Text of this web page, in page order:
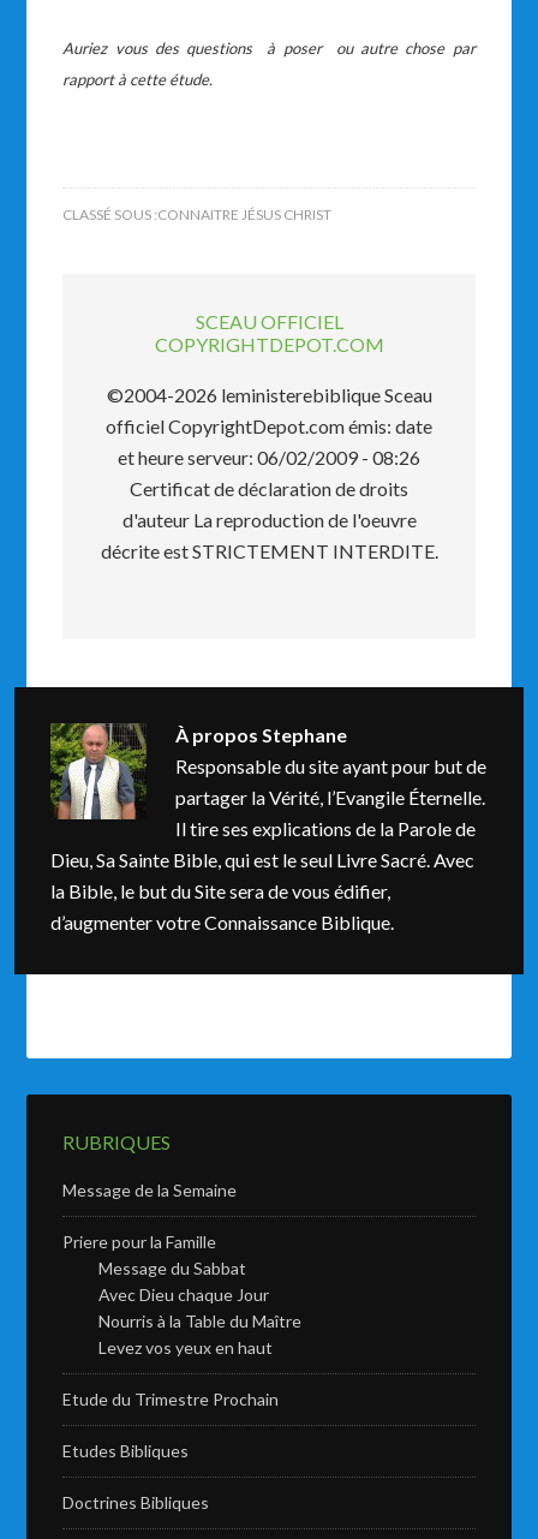
Auriez vous des questions à poser ou autre chose par
rapport à cette étude.
CLASSÉ SOUS :CONNAITRE JÉSUS CHRIST
SCEAU OFFICIEL
COPYRIGHTDEPOT.COM
©2004-2026 leministerebiblique Sceau
officiel CopyrightDepot.com émis: date
et heure serveur: 06/02/2009 - 08:26
Certificat de déclaration de droits
d'auteur La reproduction de l'oeuvre
décrite est STRICTEMENT INTERDITE.
À proposStephane
Responsable du site ayant pour but de
partager la Vérité, l’Evangile Éternelle.
Il tire ses explications de la Parole de
Dieu, Sa Sainte Bible, qui est le seul Livre Sacré. Avec
la Bible, le but du Site sera de vous édifier,
d’augmenter votre Connaissance Biblique.
RUBRIQUES
Message de la Semaine
Priere pour la Famille
Message du Sabbat
Avec Dieu chaque Jour
Nourris à la Table du Maître
Levez vos yeux en haut
Etude du Trimestre Prochain
Etudes Bibliques
Doctrines Bibliques